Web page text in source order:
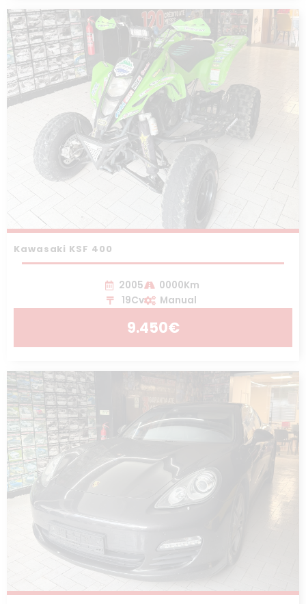
Kawasaki KSF 400
2005
0000Km
19Cv
Manual
9.450€